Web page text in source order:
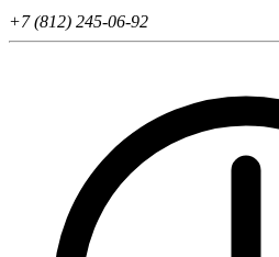
+7 (812) 245-06-92